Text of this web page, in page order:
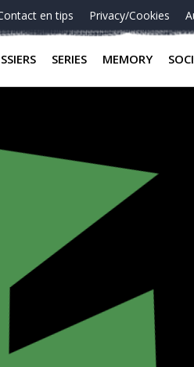
en tips Privacy/Cookies
SERIES MEMORY